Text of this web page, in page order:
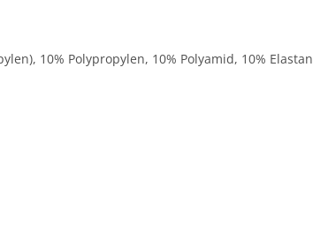
10% Polypropylen, 10% Polyamid, 10% Elastan